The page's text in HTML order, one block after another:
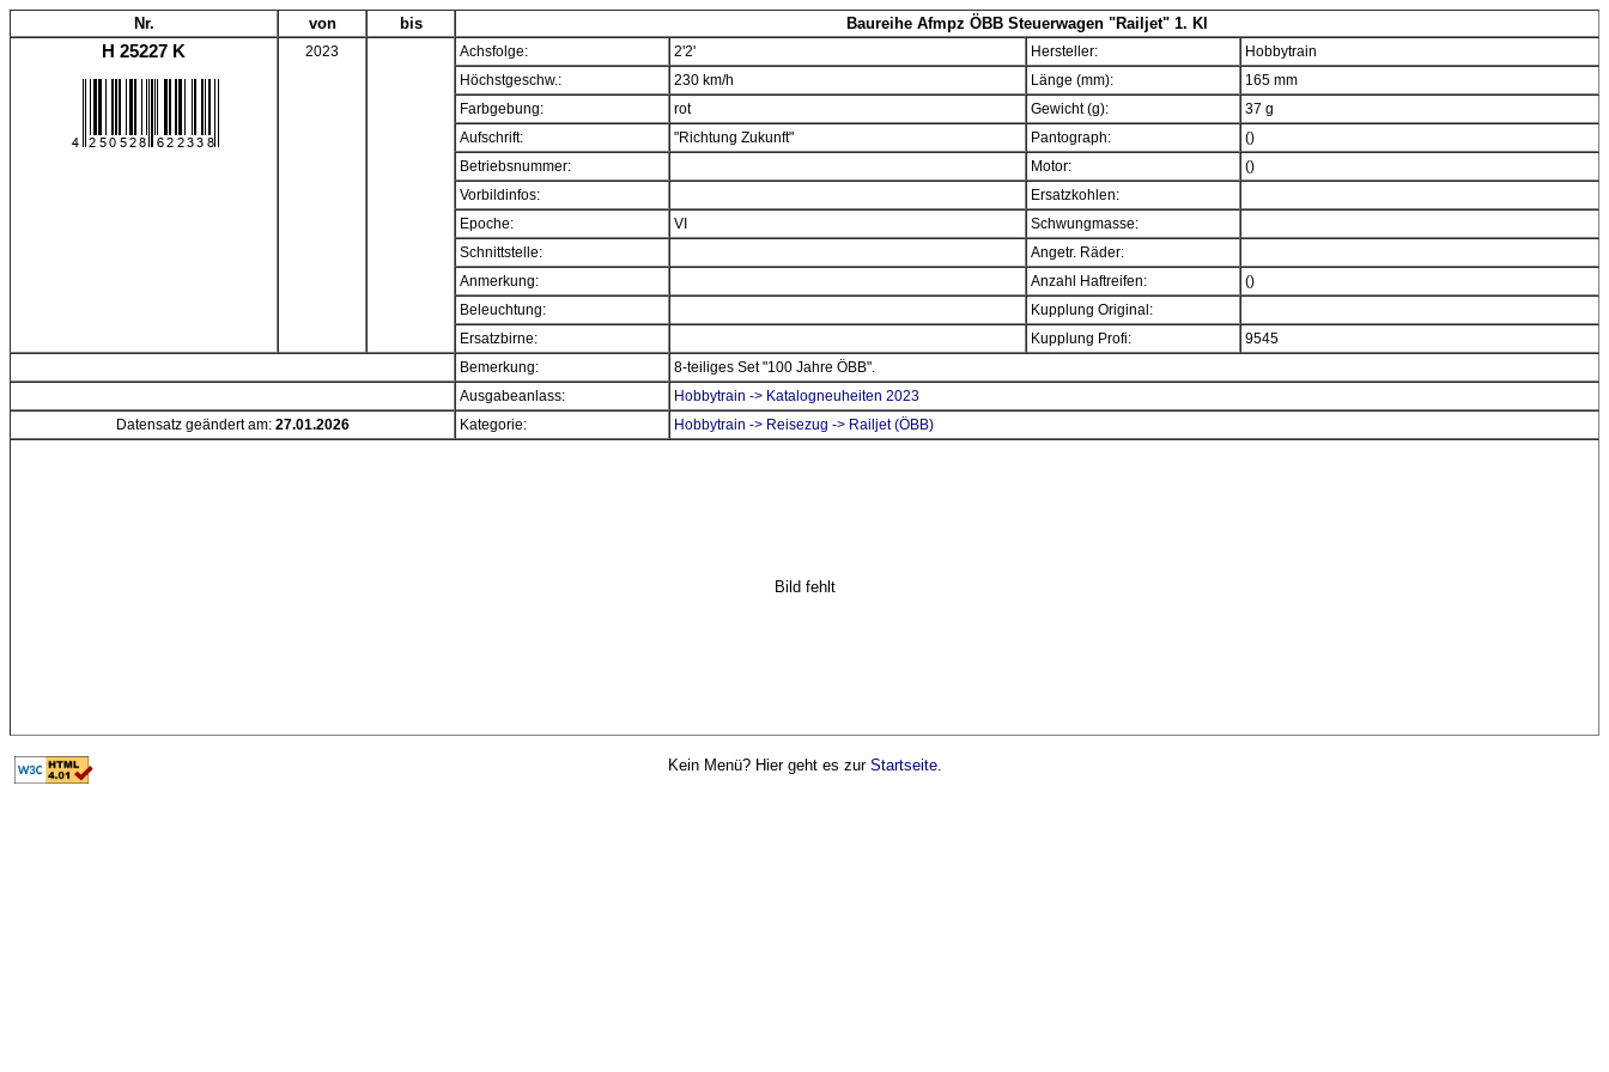
Nr. von bis Baureihe Afmpz ÖBB Steuerwagen "Railjet" 1. Kl
H 25227 K 2023 Achsfolge: 2'2' Hersteller:
Hobbytrain
Höchstgeschw.:
230 km/h Länge (mm):
165 mm
Farbgebung:
rot Gewicht (g):
37 g
Aufschrift:
"Richtung Zukunft" Pantograph:
()
Betriebsnummer:
Motor:
()
Vorbildinfos:
Ersatzkohlen:
Epoche:
VI
Schwungmasse:
Schnittstelle:
Angetr. Räder:
Anmerkung:
Anzahl Haftreifen:
()
Beleuchtung:
Kupplung Original:
Ersatzbirne:
Kupplung Profi:
9545
Bemerkung:
8-teiliges Set "100 Jahre ÖBB".
Ausgabeanlass:
Hobbytrain -> Katalogneuheiten 2023
Datensatz geändert am: 27.01.2026 Kategorie: Hobbytrain -> Reisezug -> Railjet (ÖBB)
Bild fehlt
Kein Menü? Hier geht es zur Startseite.